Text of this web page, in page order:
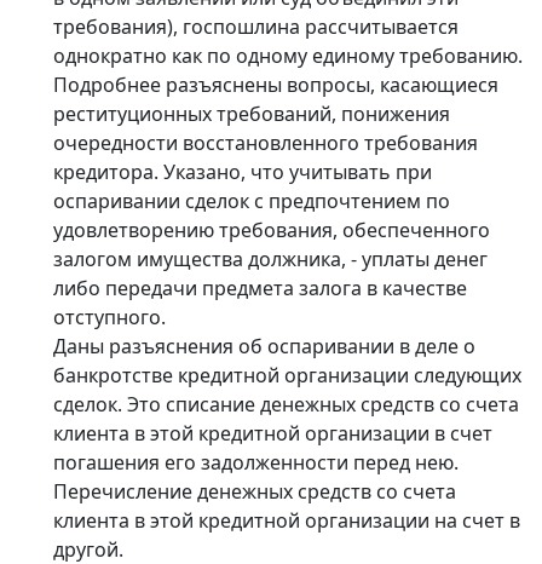
требования), госпошлина рассчитывается
однократно как по одному единому требованию.
Подробнее разъяснены вопросы, касающиеся
реституционных требований, понижения
очередности восстановленного требования
кредитора. Указано, что учитывать при
оспаривании сделок с предпочтением по
удовлетворению требования, обеспеченного
залогом имущества должника, - уплаты денег
либо передачи предмета залога в качестве
отступного.
Даны разъяснения об оспаривании в деле о
банкротстве кредитной организации следующих
сделок. Это списание денежных средств со счета
клиента в этой кредитной организации в счет
погашения его задолженности перед нею.
Перечисление денежных средств со счета
клиента в этой кредитной организации на счет в
другой.